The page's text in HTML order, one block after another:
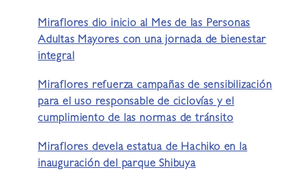
Miraflores dio inicio al Mes de las Personas
Adultas Mayores con una jornada de bienestar
integral
Miraflores refuerza campañas de sensibilización
para el uso responsable de ciclovías y el
cumplimiento de las normas de tránsito
Miraflores devela estatua de Hachiko en la
inauguración del parque Shibuya